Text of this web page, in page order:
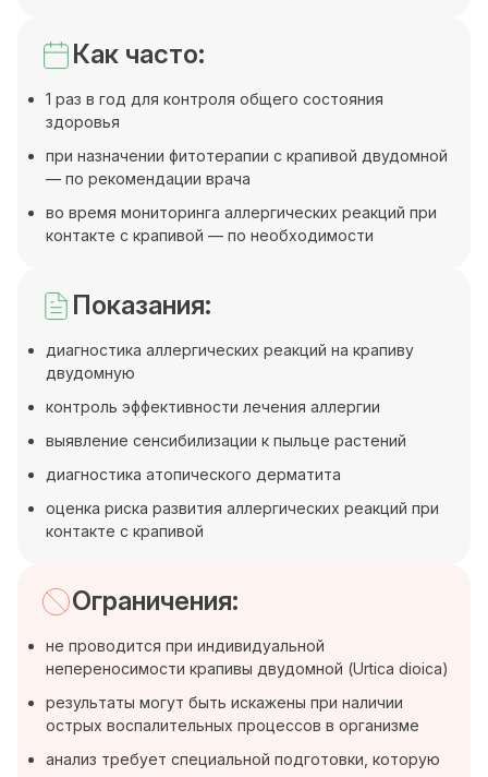
Как часто:
1 раз в год для контроля общего состояния
здоровья
при назначении фитотерапии с крапивой двудомной
— по рекомендации врача
во время мониторинга аллергических реакций при
контакте с крапивой — по необходимости
Показания:
диагностика аллергических реакций на крапиву
двудомную
контроль эффективности лечения аллергии
выявление сенсибилизации к пыльце растений
диагностика атопического дерматита
оценка риска развития аллергических реакций при
контакте с крапивой
Ограничения:
не проводится при индивидуальной
непереносимости крапивы двудомной (Urtica dioica)
результаты могут быть искажены при наличии
острых воспалительных процессов в организме
анализ требует специальной подготовки, которую